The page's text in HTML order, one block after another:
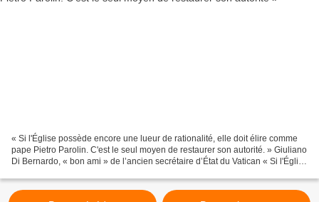
« Si l'Église possède encore une lueur de rationalité, elle doit élire comme
pape Pietro Parolin. C'est le seul moyen de restaurer son autorité. » Giuliano
Di Bernardo, « bon ami » de l’ancien secrétaire d’État du Vatican « Si l'Église